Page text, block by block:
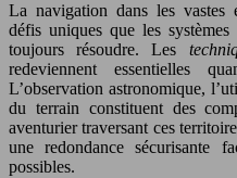
La navigation dans les vastes
défis uniques que les
toujours résoudre. Les
redeviennent essentielles
L’observation astronomique,
du terrain constituent des
aventurier traversant ces
une redondance sécurisante
possibles.